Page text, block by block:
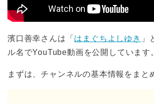
濱口善幸さんは「 はまぐちよしゆき 」
ル名でYouTube動画を公開しています
まずは、チャンネルの基本情報をまと